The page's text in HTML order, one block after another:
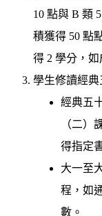
10 點與 B 類
積獲得 50 點
得 2 學分，
學生修讀經典
經典五
（二）
得指定
大一至
程，如
數。